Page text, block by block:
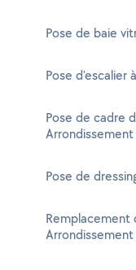
Pose de baie
Pose d'escalier
Pose de cadre
Arrondissement
Pose de
Remplacement
Arrondissement